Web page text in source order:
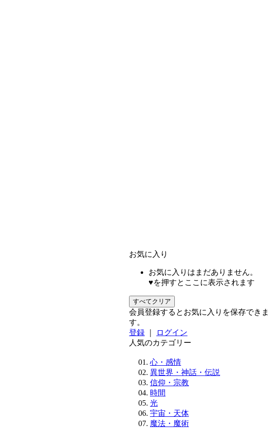
お気に入り
お気に入りはまだありません。
♥を押すとここに表示されます
すべてクリア
会員登録するとお気に入りを保存できま
す。
登録
ログイン
人気のカテゴリー
心・感情
異世界・神話・伝説
信仰・宗教
時間
光
宇宙・天体
魔法・魔術